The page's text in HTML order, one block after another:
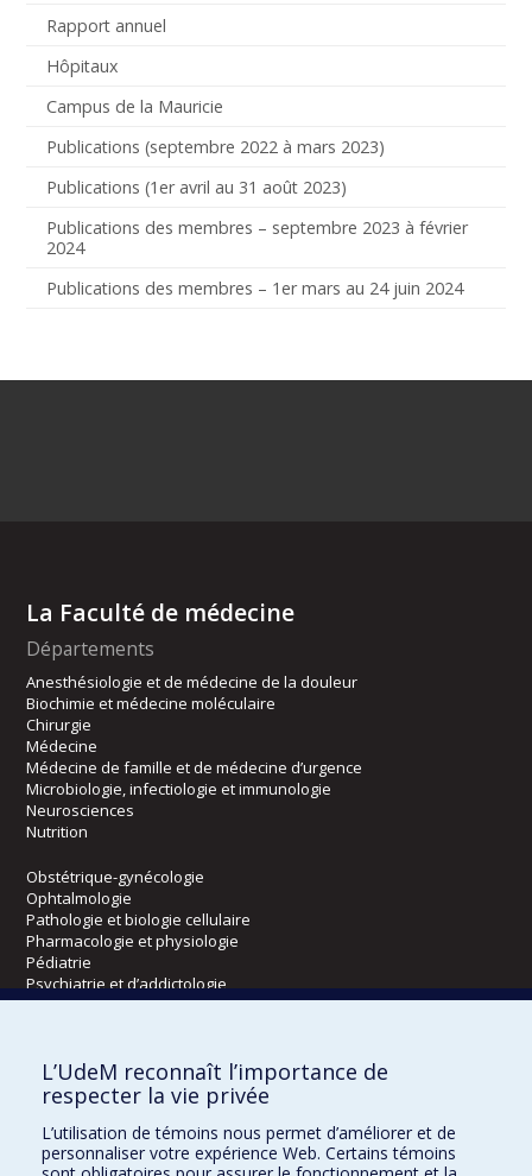
Rapport annuel
Hôpitaux
Campus de la Mauricie
Publications (septembre 2022 à mars 2023)
Publications (1er avril au 31 août 2023)
Publications des membres – septembre 2023 à février
2024
Publications des membres – 1er mars au 24 juin 2024
La Faculté de médecine
Départements
Anesthésiologie et de médecine de la douleur
Biochimie et médecine moléculaire
Chirurgie
Médecine
Médecine de famille et de médecine d’urgence
Microbiologie, infectiologie et immunologie
Neurosciences
Nutrition
Obstétrique-gynécologie
Ophtalmologie
Pathologie et biologie cellulaire
Pharmacologie et physiologie
Pédiatrie
Psychiatrie et d’addictologie
Radiologie, radio-oncologie et médecine nucléaire
Écoles
Orthophonie et audiologie
Réadaptation
L’UdeM reconnaît l’importance de
respecter la vie privée
L’utilisation de témoins nous permet d’améliorer et de
personnaliser votre expérience Web. Certains témoins